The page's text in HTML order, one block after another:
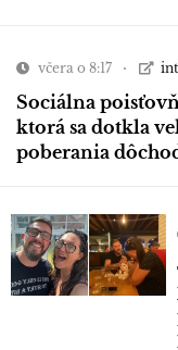
včera o 8:17
Sociálna
ktorá sa dotkla
poberania